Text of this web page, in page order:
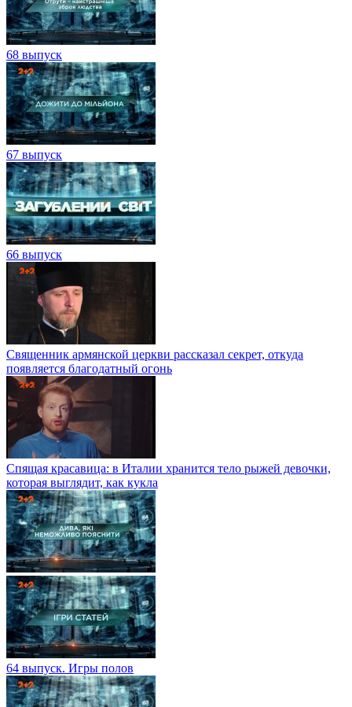
68 выпуск
67 выпуск
66 выпуск
Священник армянской церкви рассказал секрет, откуда
появляется благодатный огонь
Спящая красавица: в Италии хранится тело рыжей девочки,
которая выглядит, как кукла
64 выпуск. Игры полов